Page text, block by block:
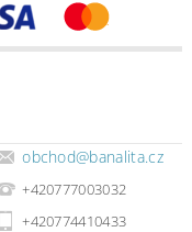
obchod@banalita.cz
+420777003032
+420774410433